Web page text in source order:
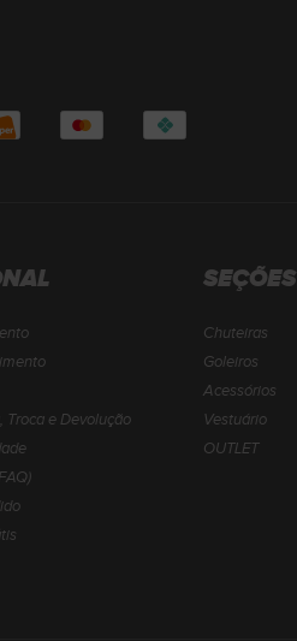
Troca e Devolução
SEÇÕES
Chuteiras
Goleiros
Acessórios
Vestuário
OUTLET